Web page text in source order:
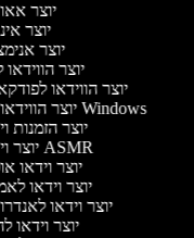
יוצר
יוצר
יוצר
יוצר
יוצר הווידאו
יוצר הווידאו של Windows
יוצר הזמנות
יוצר וידאו ASMR
יוצר וידאו
יוצר וידאו
יוצר וידאו
יוצר וידאו